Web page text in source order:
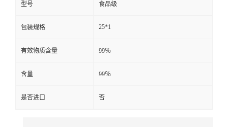
型号 食品级
包装规格 25*1
有效物质含量 99％
含量 99％
是否进口 否